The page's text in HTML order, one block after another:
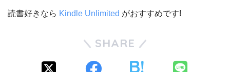
読書好きなら Kindle Unlimited がおすすめです!
SHARE